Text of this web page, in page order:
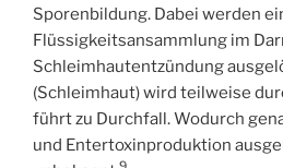
Sporenbildung. Dabei werden
Flüssigkeitsansammlung im
Schleimhautentzündung
(Schleimhaut) wird teilweise
führt zu Durchfall. Wodurch
und Entertoxinproduktion